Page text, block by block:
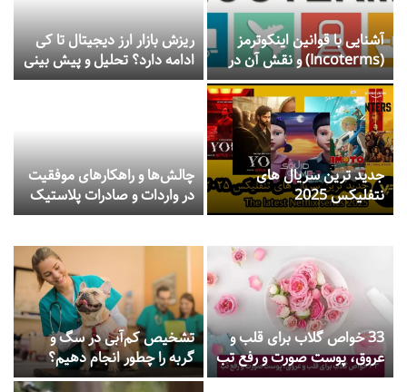
آشنایی با قوانین اینکوترمز
(Incoterms) و نقش آن در
تجارت بین‌المللی
ریزش بازار ارز دیجیتال تا کی
ادامه دارد؟ تحلیل و پیش بینی
قیمت ها
جدید ترین سریال های
نتفلیکس 2025
چالش‌ها و راهکارهای موفقیت
در واردات و صادرات پلاستیک
33 خواص گلاب برای قلب و
عروق، پوست صورت و رفع تب
تشخیص کم‌آبی در سگ و
گربه را چطور انجام دهیم؟